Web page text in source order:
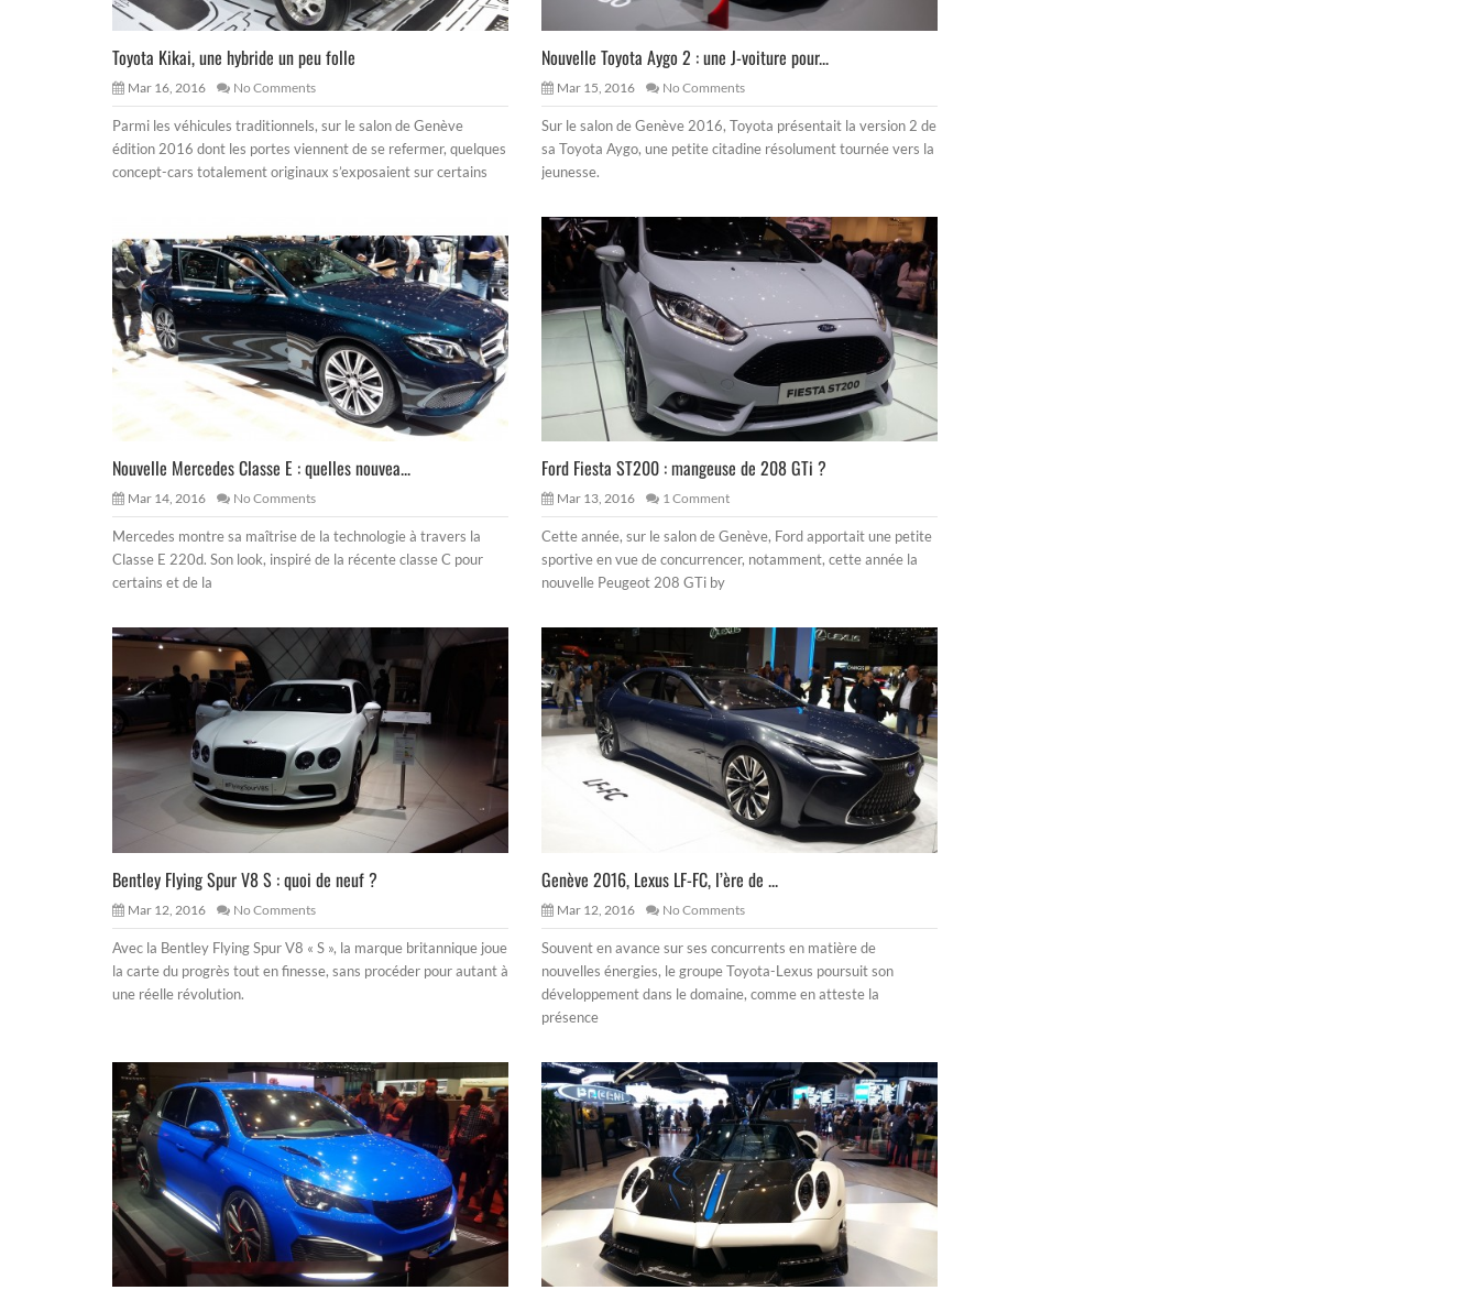
Toyota Kikai, une hybride un peu folle
Mar 16, 2016 No Comments
Parmi les véhicules traditionnels, sur le salon de Genève
édition 2016 dont les portes viennent de se refermer, quelques
concept-cars totalement originaux s’exposaient sur certains
Nouvelle Toyota Aygo 2 : une J-voiture pour...
Mar 15, 2016 No Comments
Sur le salon de Genève 2016, Toyota présentait la version 2 de
sa Toyota Aygo, une petite citadine résolument tournée vers la
jeunesse.
Nouvelle Mercedes Classe E : quelles nouvea...
Mar 14, 2016 No Comments
Mercedes montre sa maîtrise de la technologie à travers la
Classe E 220d. Son look, inspiré de la récente classe C pour
certains et de la
Ford Fiesta ST200 : mangeuse de 208 GTi ?
Mar 13, 2016 1 Comment
Cette année, sur le salon de Genève, Ford apportait une petite
sportive en vue de concurrencer, notamment, cette année la
nouvelle Peugeot 208 GTi by
Bentley Flying Spur V8 S : quoi de neuf ?
Mar 12, 2016 No Comments
Avec la Bentley Flying Spur V8 « S », la marque britannique joue
la carte du progrès tout en finesse, sans procéder pour autant à
une réelle révolution.
Genève 2016, Lexus LF-FC, l’ère de ...
Mar 12, 2016 No Comments
Souvent en avance sur ses concurrents en matière de
nouvelles énergies, le groupe Toyota-Lexus poursuit son
développement dans le domaine, comme en atteste la
présence